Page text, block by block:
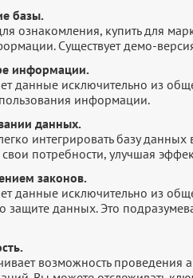
базы.
ознакомления, купить для
Существует демо-
информации.
данные исключительно из
информации.
данных.
интегрировать базу
потребности, улучшая
законов.
данные исключительно из
защите данных. Это
возможность проведения